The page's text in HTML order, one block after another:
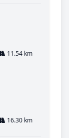
11.54 km
16.30 km